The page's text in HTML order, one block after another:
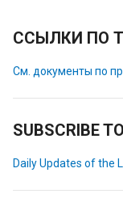
ССЫЛКИ ПО
См. документы по
SUBSCRIBE
Daily Updates of the